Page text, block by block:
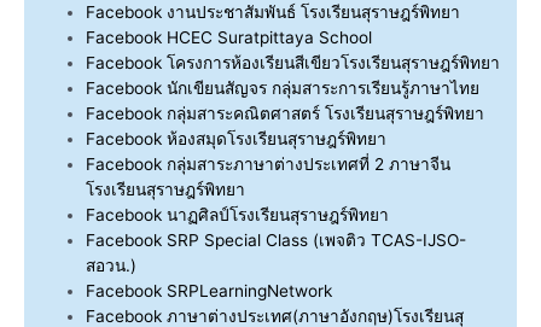
Facebook งานประชาสัมพันธ์ โรงเรียนสุราษฎร์พิทยา
Facebook HCEC Suratpittaya School
Facebook โครงการห้องเรียนสีเขียวโรงเรียนสุราษฎร์พิทยา
Facebook นักเขียนสัญจร กลุ่มสาระการเรียนรู้ภาษาไทย
Facebook กลุ่มสาระคณิตศาสตร์ โรงเรียนสุราษฎร์พิทยา
Facebook ห้องสมุดโรงเรียนสุราษฎร์พิทยา
Facebook กลุ่มสาระภาษาต่างประเทศที่ 2 ภาษาจีน
โรงเรียนสุราษฎร์พิทยา
Facebook นาฏศิลป์โรงเรียนสุราษฎร์พิทยา
Facebook SRP Special Class (เพจติว TCAS-IJSO-
สอวน.)
Facebook SRPLearningNetwork
Facebook ภาษาต่างประเทศ(ภาษาอังกฤษ)โรงเรียนสุ